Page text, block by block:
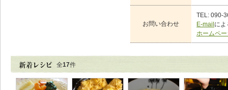
お問い合わせ
TEL: 090-
E-mail に
ホームペ
全17件